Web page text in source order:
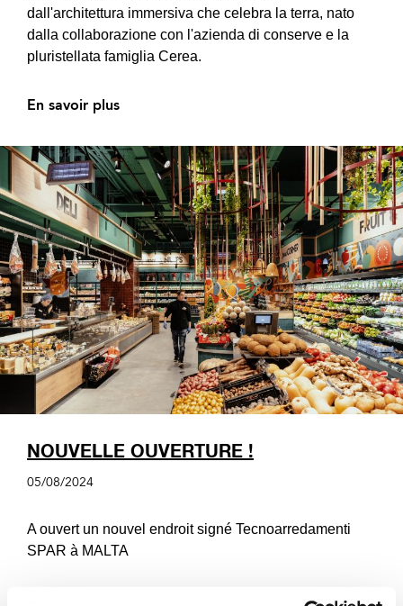
dall'architettura immersiva che celebra la terra, nato
dalla collaborazione con l'azienda di conserve e la
pluristellata famiglia Cerea.
En savoir plus
NOUVELLE OUVERTURE !
05/08/2024
A ouvert un nouvel endroit signé Tecnoarredamenti
SPAR à MALTA